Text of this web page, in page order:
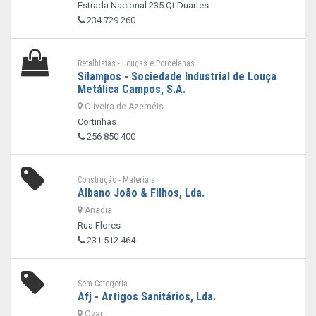
Estrada Nacional 235 Qt Duartes
234 729 260
Retalhistas - Louças e Porcelanas
Silampos - Sociedade Industrial de Louça
Metálica Campos, S.A.
Oliveira de Azeméis
Cortinhas
256 850 400
Construção - Materiais
Albano João & Filhos, Lda.
Anadia
Rua Flores
231 512 464
Sem Categoria
Afj - Artigos Sanitários, Lda.
Ovar